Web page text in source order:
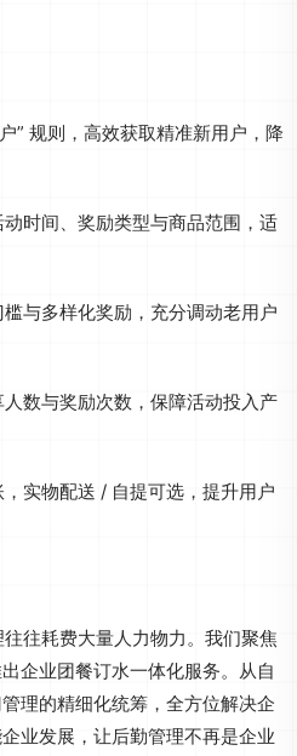
” 规则，高效获取精准新用户，降
时间、奖励类型与商品范围，适
与多样化奖励，充分调动老用户
数与奖励次数，保障活动投入产
实物配送 / 自提可选，提升用户
往耗费大量人力物力。我们聚焦
企业团餐订水一体化服务。从自
理的精细化统筹，全方位解决企
业发展，让后勤管理不再是企业